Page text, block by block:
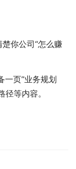
你公司“怎么赚
一页“业务规划
等内容。